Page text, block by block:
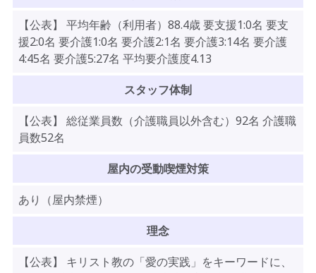
【公表】 平均年齢（利用者）88.4歳 要支援1:0名 要支
援2:0名 要介護1:0名 要介護2:1名 要介護3:14名 要介護
4:45名 要介護5:27名 平均要介護度4.13
スタッフ体制
【公表】 総従業員数（介護職員以外含む）92名 介護職
員数52名
屋内の受動喫煙対策
あり（屋内禁煙）
理念
【公表】 キリスト教の「愛の実践」をキーワードに、